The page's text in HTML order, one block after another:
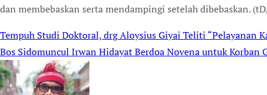
dan membebaskan serta mendampingi setelah dibebaskan.
Post
navigation
Tempuh Studi Doktoral, drg Aloysius Giyai Teliti “Pelayanan
Bos Sidomuncul Irwan Hidayat Berdoa Novena untuk Korban